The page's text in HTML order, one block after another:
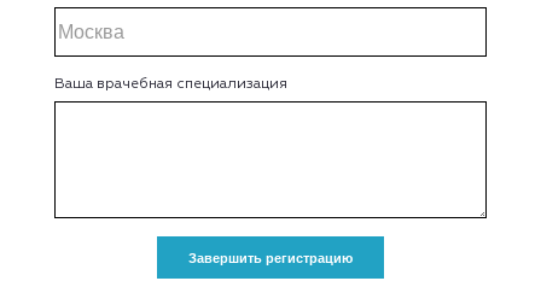
Ваша врачебная специализация